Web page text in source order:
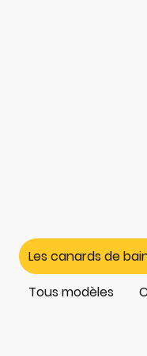
Les canards de
Tous modèles